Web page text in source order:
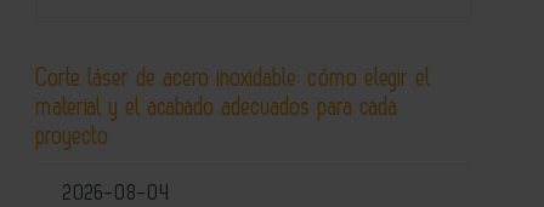
Corte láser de acero inoxidable: cómo elegir el
material y el acabado adecuados para cada
proyecto
2026-08-04